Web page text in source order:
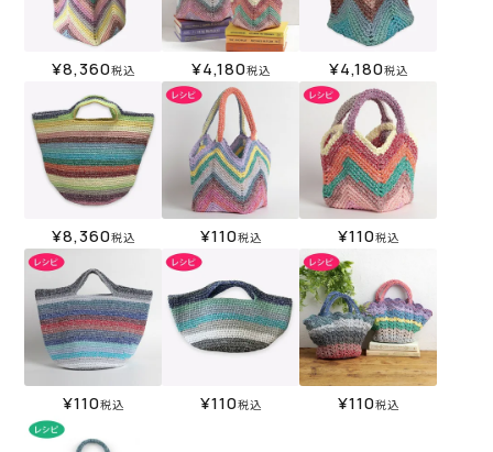
¥8,360税込 ¥4,180税込 ¥4,180税込
¥8,360税込 ¥110税込 ¥110税込
¥110税込 ¥110税込 ¥110税込